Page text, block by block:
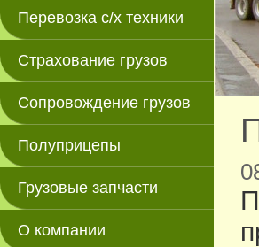
Перевозка с/х техники
Страхование грузов
Сопровождение грузов
Полуприцепы
Грузовые запчасти
О компании